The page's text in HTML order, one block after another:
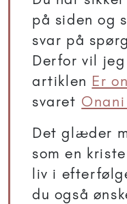
på siden og
svar på
Derfor vil
artiklen Er
svaret
Det glæder
som en
liv i
du også